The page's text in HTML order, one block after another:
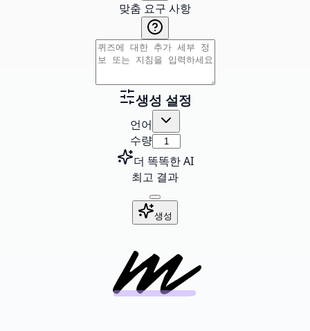
맞춤 요구 사항
생성 설정
언어
수량
더 똑똑한 AI
최고 결과
생성